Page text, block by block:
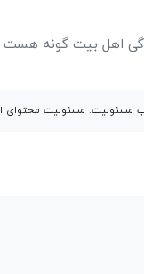
بیت گونه هست
مسئولیت: مسئولیت محتوای